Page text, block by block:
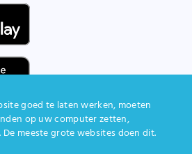
impression
goed te laten werken, moeten
op uw computer zetten,
meeste grote websites doen dit.